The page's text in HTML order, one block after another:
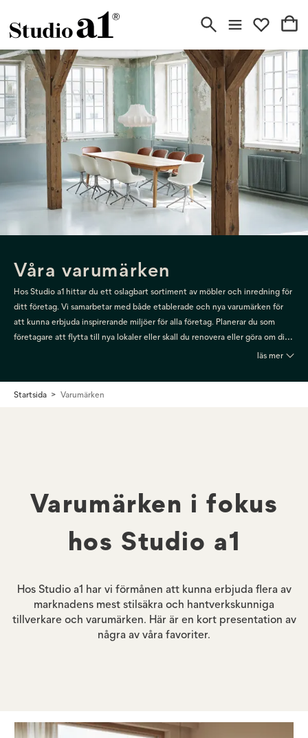
Våra varumärken
Hos Studio a1 hittar du ett oslagbart sortiment av möbler och inredning för
ditt företag. Vi samarbetar med både etablerade och nya varumärken för
att kunna erbjuda inspirerande miljöer för alla företag. Planerar du som
företagare att flytta till nya lokaler eller skall du renovera eller göra om ditt
hotell, din restaurang, ditt kontor eller annan företagslokal, så är vi din
du varmt välkommen att kontakta oss, så gör vi vad vi kan för att lösa
efterfrågan.
läs mer
Startsida Varumärken
Varumärken i fokus
hos Studio a1
Hos Studio a1 har vi förmånen att kunna erbjuda flera av
marknadens mest stilsäkra och hantverkskunniga
tillverkare och varumärken. Här är en kort presentation av
några av våra favoriter.